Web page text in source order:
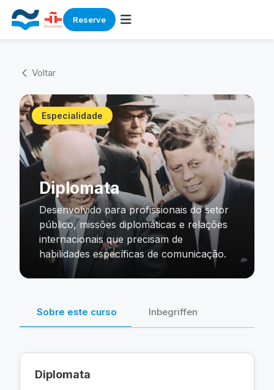
Reserve
content
arrow_back_ios Voltar
Especialidade
Diplomata
Desenvolvido para profissionais do setor
público, missões diplomáticas e relações
internacionais que precisam de
habilidades específicas de comunicação.
Sobre este curso Inbegriffen
Diplomata